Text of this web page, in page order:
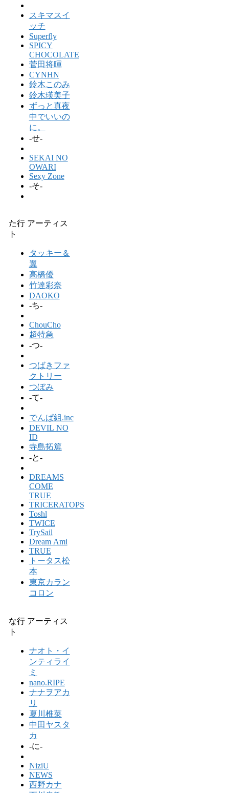
スキマスイ
ッチ
Superfly
SPICY
CHOCOLATE
菅田将暉
CYNHN
鈴木このみ
鈴木瑛美子
ずっと真夜
中でいいの
に。
-せ-
SEKAI NO
OWARI
Sexy Zone
-そ-
た行 アーティス
ト
タッキー＆
翼
高橋優
竹達彩奈
DAOKO
-ち-
ChouCho
超特急
-つ-
つばきファ
クトリー
つぼみ
-て-
でんぱ組.inc
DEVIL NO
ID
寺島拓篤
-と-
DREAMS
COME
TRUE
TRICERATOPS
Toshl
TWICE
TrySail
Dream Ami
TRUE
トータス松
本
東京カラン
コロン
な行 アーティス
ト
ナオト・イ
ンティライ
ミ
nano.RIPE
ナナヲアカ
リ
夏川椎菜
中田ヤスタ
カ
-に-
NiziU
NEWS
西野カナ